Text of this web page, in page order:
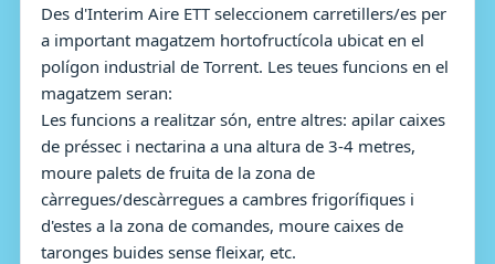
Des d'Interim Aire ETT seleccionem carretillers/es per
a important magatzem hortofructícola ubicat en el
polígon industrial de Torrent. Les teues funcions en el
magatzem seran:
Les funcions a realitzar són, entre altres: apilar caixes
de préssec i nectarina a una altura de 3-4 metres,
moure palets de fruita de la zona de
càrregues/descàrregues a cambres frigorífiques i
d'estes a la zona de comandes, moure caixes de
taronges buides sense fleixar, etc.